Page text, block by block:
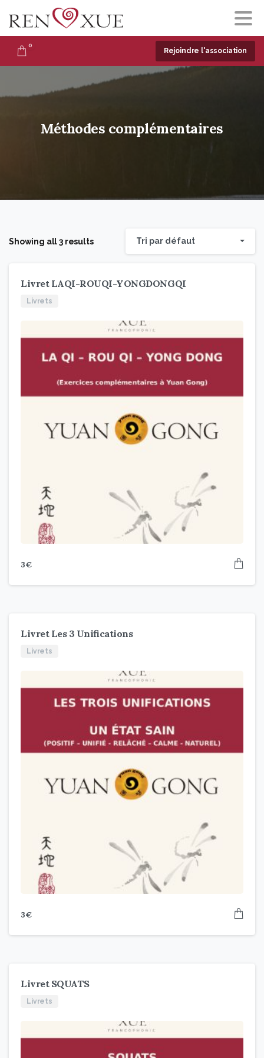
0
Rejoindre l'association
Méthodes complémentaires
Showing all 3 results Tri par défaut
Livret LAQI-ROUQI-YONGDONGQI
Livrets
3€
Livret Les 3 Unifications
Livrets
3€
Livret SQUATS
Livrets